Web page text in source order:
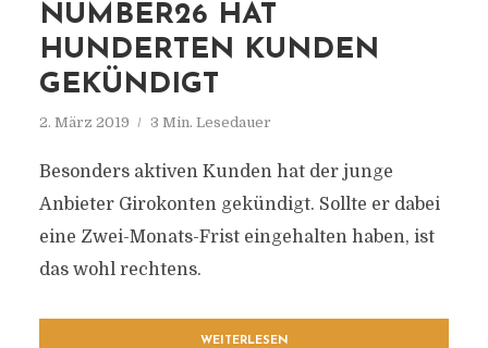
NUMBER26 HAT
HUNDERTEN KUNDEN
GEKÜNDIGT
2. März 2019 3 Min. Lesedauer
Besonders aktiven Kunden hat der junge
Anbieter Girokonten gekündigt. Sollte er dabei
eine Zwei-Monats-Frist eingehalten haben, ist
das wohl rechtens.
WEITERLESEN